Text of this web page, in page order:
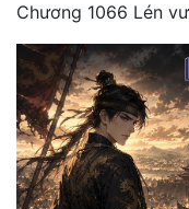
Ngự Thú
Truyện Nam
Truyện Nữ
Vô Địch Lưu
Xây Dựng Thế Lực